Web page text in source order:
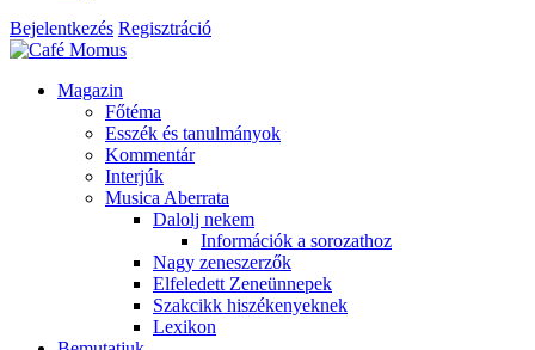
Bejelentkezés Regisztráció
Magazin
Főtéma
Esszék és tanulmányok
Kommentár
Interjúk
Musica Aberrata
Dalolj nekem
Információk a sorozathoz
Nagy zeneszerzők
Elfeledett Zeneünnepek
Szakcikk hiszékenyeknek
Lexikon